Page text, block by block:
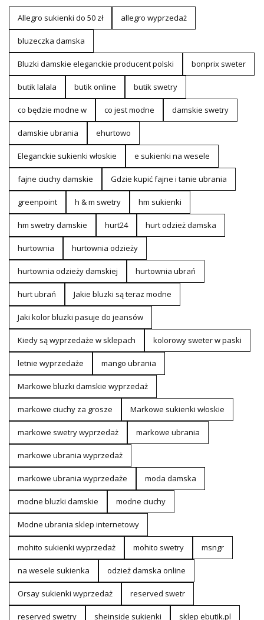
Allegro sukienki do 50 zł allegro wyprzedaż
bluzeczka damska
Bluzki damskie eleganckie producent polski bonprix sweter
butik lalala butik online butik swetry
co będzie modne w co jest modne damskie swetry
damskie ubrania ehurtowo
Eleganckie sukienki włoskie e sukienki na wesele
fajne ciuchy damskie Gdzie kupić fajne i tanie ubrania
greenpoint h & m swetry hm sukienki
hm swetry damskie hurt24 hurt odzież damska
hurtownia hurtownia odzieży
hurtownia odzieży damskiej hurtownia ubrań
hurt ubrań Jakie bluzki są teraz modne
Jaki kolor bluzki pasuje do jeansów
Kiedy są wyprzedaże w sklepach kolorowy sweter w paski
letnie wyprzedaże mango ubrania
Markowe bluzki damskie wyprzedaż
markowe ciuchy za grosze Markowe sukienki włoskie
markowe swetry wyprzedaż markowe ubrania
markowe ubrania wyprzedaż
markowe ubrania wyprzedaże moda damska
modne bluzki damskie modne ciuchy
Modne ubrania sklep internetowy
mohito sukienki wyprzedaż mohito swetry msngr
na wesele sukienka odzież damska online
Orsay sukienki wyprzedaż reserved swetr
reserved swetry sheinside sukienki sklep ebutik.pl